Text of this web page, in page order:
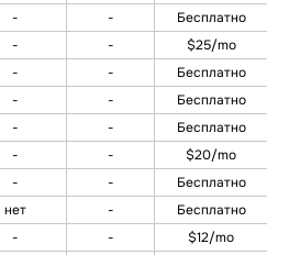
- -
Бесплатно
- -
$25/mo
- -
Бесплатно
- -
Бесплатно
- -
Бесплатно
- -
$20/mo
- -
Бесплатно
нет -
Бесплатно
- -
$12/mo